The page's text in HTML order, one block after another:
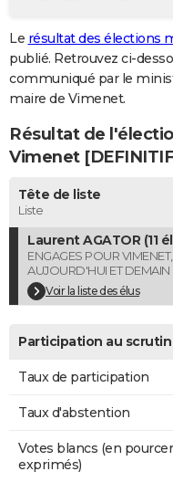
GUIDES D'ACHAT
BONS PLANS
CARTE DE VOEUX
Carte de Noël
Carte Bonne année
Carte Saint-Valentin
Carte Pâques
Carte d'anniversaire
DICTIONNAIRE
Dictionnaire
Biographies
Citations
Expressions
Proverbes
PROGRAMME TV
COPAINS D'AVANT
S'inscrire
Se connecter
Lycées
Collèges
Primaires
Universités
Entreprises
Service militaire
Avis de recherche
AVIS DE DÉCÈS
Bricolage
Lifestyle
Culture
Sport
Auto
Television
Voyage
Cinema
Le résultat des élections
publié. Retrouvez ci-
communiqué par le
maire de Vimenet.
Résultat de
Vimenet
Tête de liste
Liste
Laurent AGATOR (11
ENGAGES POUR VIMENET,
AUJOURD'HUI ET DEMAIN
Voir la liste des élus
Participation au scrutin
Taux de participation
Taux d'abstention
Votes blancs (en
exprimés)